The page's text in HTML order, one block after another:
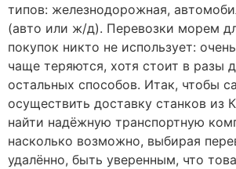
типов: железнодорожная,
(авто или ж/д). Перевозки морем
покупок никто не использует:
чаще теряются, хотя стоит в разы
остальных способов. Итак, чтобы
осуществить доставку станков из
найти надёжную транспортную
насколько возможно, выбирая
удалённо, быть уверенным, что